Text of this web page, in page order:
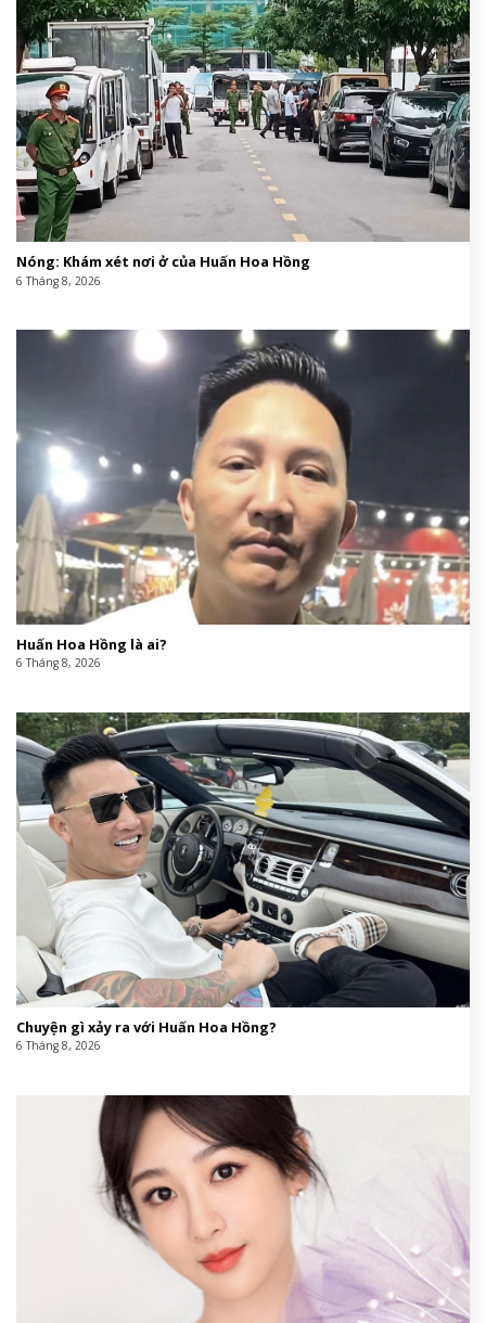
Nóng: Khám xét nơi ở của Huấn Hoa Hồng
6 Tháng 8, 2026
Huấn Hoa Hồng là ai?
6 Tháng 8, 2026
Chuyện gì xảy ra với Huấn Hoa Hồng?
6 Tháng 8, 2026